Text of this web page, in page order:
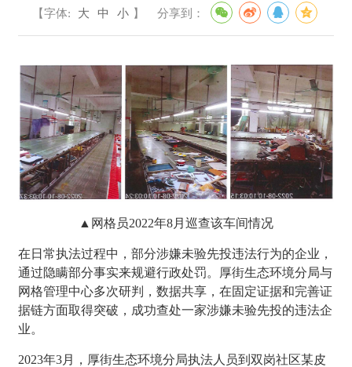
【字体: 大 中 小 】 分享到：
▲网格员2022年8月巡查该车间情况
在日常执法过程中，部分涉嫌未验先投违法行为的企业，
通过隐瞒部分事实来规避行政处罚。厚街生态环境分局与
网格管理中心多次研判，数据共享，在固定证据和完善证
据链方面取得突破，成功查处一家涉嫌未验先投的违法企
业。
2023年3月，厚街生态环境分局执法人员到双岗社区某皮